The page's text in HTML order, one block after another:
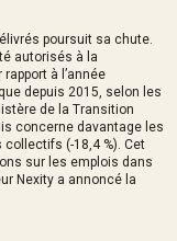
poursuit sa chute.
autorisés à la
à l’année
depuis 2015, selon les
de la Transition
concerne davantage les
(-18,4 %). Cet
sur les emplois dans
Nexity a annoncé la